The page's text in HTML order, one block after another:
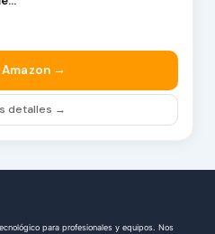
Amazon →
detalles →
para profesionales y equipos. Nos